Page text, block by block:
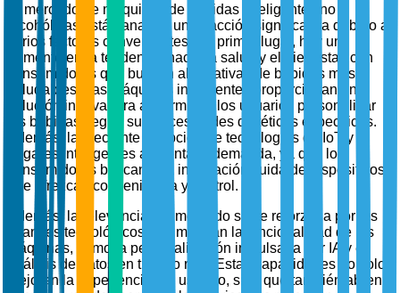
El mercado de máquinas de bebidas inteligentes no
alcohólicas está ganando una tracción significativa debido a
varios factores convergentes. En primer lugar, hay un
aumento en la tendencia hacia la salud y el bienestar, con
consumidores que buscan alternativas de bebidas más
saludables. Las máquinas inteligentes proporcionan una
solución innovadora al permitir a los usuarios personalizar
las bebidas según sus necesidades dietéticas específicas.
Además, la creciente adopción de tecnologías de IoT y
hogares inteligentes alimenta la demanda, ya que los
consumidores buscan una integración fluida de dispositivos
que ofrezcan conveniencia y control.
Además, la relevancia del mercado se ve reforzada por los
avances tecnológicos que mejoran la funcionalidad de las
máquinas, como la personalización impulsada por IA y el
análisis de datos en tiempo real. Estas capacidades no solo
mejoran la experiencia del usuario, sino que también abren